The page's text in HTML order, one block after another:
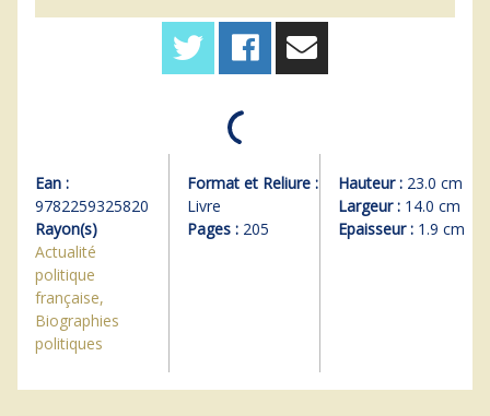
Ean :
9782259325820
Rayon(s)
Actualité
politique
française,
Biographies
politiques
Format et Reliure :
Livre
Pages :205
Hauteur : 23.0 cm
Largeur : 14.0 cm
Epaisseur : 1.9 cm